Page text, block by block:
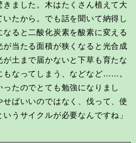
きました。木はたくさん植えて大
たから。でも話を聞いて納得し
なると二酸化炭素を酸素に変える
が当たる面積が狭くなると光合成
が土まで届かないと下草も育たな
もなってしまう、などなど……。
たのでとても勉強になりまし
せばいいのではなく、伐って、使
うサイクルが必要なんですね」